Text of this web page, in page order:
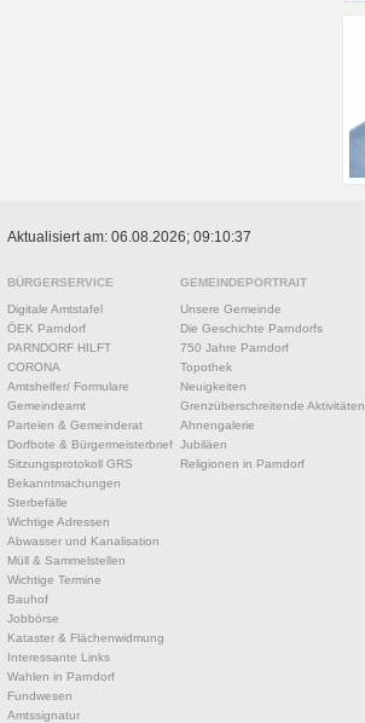
Aktualisiert am: 06.08.2026; 09:10:37
BÜRGERSERVICE
Digitale Amtstafel
ÖEK Parndorf
PARNDORF HILFT
CORONA
Amtshelfer/ Formulare
Gemeindeamt
Parteien & Gemeinderat
Dorfbote & Bürgermeisterbrief
Sitzungsprotokoll GRS
Bekanntmachungen
Sterbefälle
Wichtige Adressen
Abwasser und Kanalisation
Müll & Sammelstellen
Wichtige Termine
Bauhof
Jobbörse
Kataster & Flächenwidmung
Interessante Links
Wahlen in Parndorf
Fundwesen
Amtssignatur
GEMEINDEPORTRAIT
Unsere Gemeinde
Die Geschichte Parndorfs
750 Jahre Parndorf
Topothek
Neuigkeiten
Grenzüberschreitende Aktivitäten
Ahnengalerie
Jubiläen
Religionen in Parndorf